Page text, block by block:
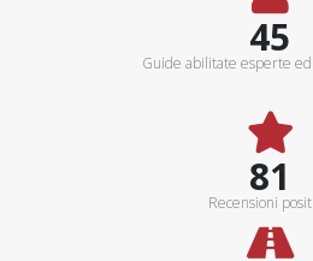
50+
Guide abilitate esperte ed
90%
Recensioni